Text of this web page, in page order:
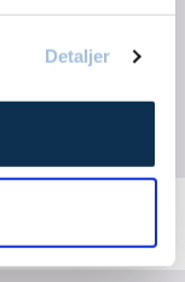
Detaljer